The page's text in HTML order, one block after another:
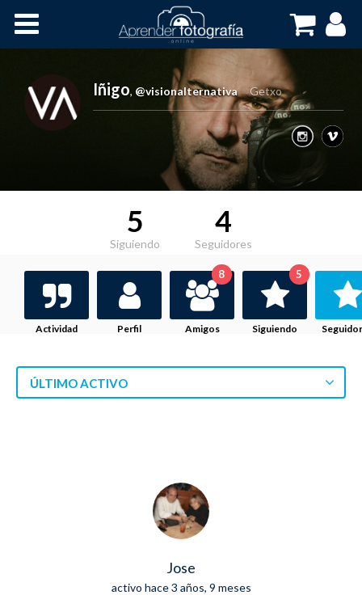
Iñigo, @visionalternativa Getxo
5
Siguiendo
4
Seguidores
Actividad Perfil Amigos
8
Siguiendo
5
ÚLTIMO ACTIVO
Jose
activo hace 3 años, 9 meses